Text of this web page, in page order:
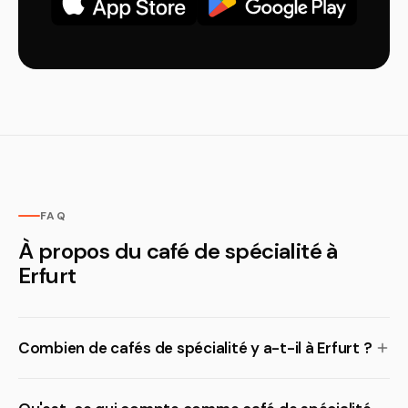
FAQ
À propos du café de spécialité à
Erfurt
Combien de cafés de spécialité y a-t-il à Erfurt ?